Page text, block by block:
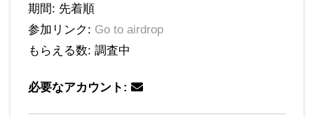
期間: 先着順
参加リンク: Go to airdrop
もらえる数: 調査中
必要なアカウント: